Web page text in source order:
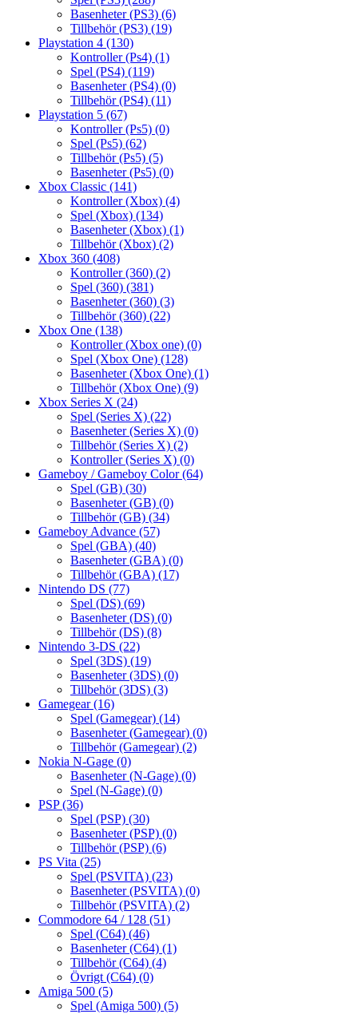
Basenheter (PS3) (6)
Tillbehör (PS3) (19)
Playstation 4 (130)
Kontroller (Ps4) (1)
Spel (PS4) (119)
Basenheter (PS4) (0)
Tillbehör (PS4) (11)
Playstation 5 (67)
Kontroller (Ps5) (0)
Spel (Ps5) (62)
Tillbehör (Ps5) (5)
Basenheter (Ps5) (0)
Xbox Classic (141)
Kontroller (Xbox) (4)
Spel (Xbox) (134)
Basenheter (Xbox) (1)
Tillbehör (Xbox) (2)
Xbox 360 (408)
Kontroller (360) (2)
Spel (360) (381)
Basenheter (360) (3)
Tillbehör (360) (22)
Xbox One (138)
Kontroller (Xbox one) (0)
Spel (Xbox One) (128)
Basenheter (Xbox One) (1)
Tillbehör (Xbox One) (9)
Xbox Series X (24)
Spel (Series X) (22)
Basenheter (Series X) (0)
Tillbehör (Series X) (2)
Kontroller (Series X) (0)
Gameboy / Gameboy Color(64)
Spel (GB) (30)
Basenheter (GB) (0)
Tillbehör (GB) (34)
Gameboy Advance (57)
Spel (GBA) (40)
Basenheter (GBA) (0)
Tillbehör (GBA) (17)
Nintendo DS (77)
Spel (DS) (69)
Basenheter (DS) (0)
Tillbehör (DS) (8)
Nintendo 3-DS (22)
Spel (3DS) (19)
Basenheter (3DS) (0)
Tillbehör (3DS) (3)
Gamegear(16)
Spel (Gamegear) (14)
Basenheter (Gamegear) (0)
Tillbehör (Gamegear) (2)
Nokia N-Gage (0)
Basenheter (N-Gage) (0)
Spel (N-Gage) (0)
PSP(36)
Spel (PSP) (30)
Basenheter (PSP) (0)
Tillbehör (PSP) (6)
PS Vita (25)
Spel (PSVITA) (23)
Basenheter (PSVITA) (0)
Tillbehör (PSVITA) (2)
Commodore 64 / 128 (51)
Spel (C64) (46)
Basenheter (C64) (1)
Tillbehör (C64) (4)
Övrigt (C64) (0)
Amiga 500 (5)
Spel (Amiga 500) (5)